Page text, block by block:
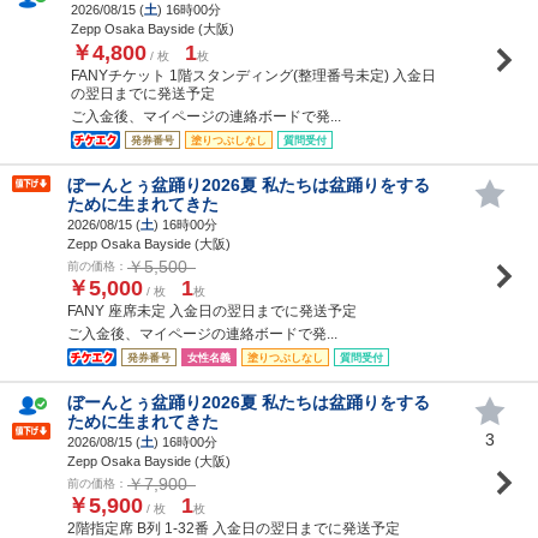
2026/08/15 (土) 16時00分
Zepp Osaka Bayside (大阪)
￥4,800 / 枚 1枚
FANYチケット 1階スタンディング(整理番号未定) 入金日
の翌日までに発送予定
ご入金後、マイページの連絡ボードで発...
発券番号 塗りつぶしなし 質問受付
ぼーんとぅ盆踊り2026夏 私たちは盆踊りをする
ために生まれてきた
2026/08/15 (土) 16時00分
Zepp Osaka Bayside (大阪)
前の価格： ￥5,500
￥5,000 / 枚 1枚
FANY 座席未定 入金日の翌日までに発送予定
ご入金後、マイページの連絡ボードで発...
発券番号 女性名義 塗りつぶしなし 質問受付
ぼーんとぅ盆踊り2026夏 私たちは盆踊りをする
ために生まれてきた
2026/08/15 (土) 16時00分
Zepp Osaka Bayside (大阪)
前の価格： ￥7,900
￥5,900 / 枚 1枚
2階指定席 B列 1-32番 入金日の翌日までに発送予定
3